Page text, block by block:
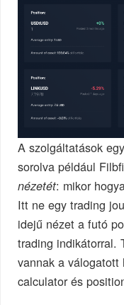
A szolgáltatások
sorolva például
nézetét: mikor
Itt ne egy trading
idejű nézet a futó
trading indikátorral.
vannak a válogatott
calculator és